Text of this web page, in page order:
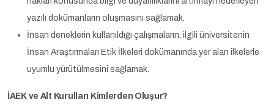
yazılı dokümanların oluşmasını sağlamak.
İnsan deneklerin kullanıldığı çalışmaların, ilgili üniversitenin
İnsan Araştırmaları Etik İlkeleri dokümanında yer alan ilkelerle
uyumlu yürütülmesini sağlamak.
İAEK ve Alt Kurulları Kimlerden Oluşur?